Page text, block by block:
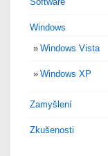
Windows
Windows Vista
Windows XP
Zamyšlení
Zkušenosti